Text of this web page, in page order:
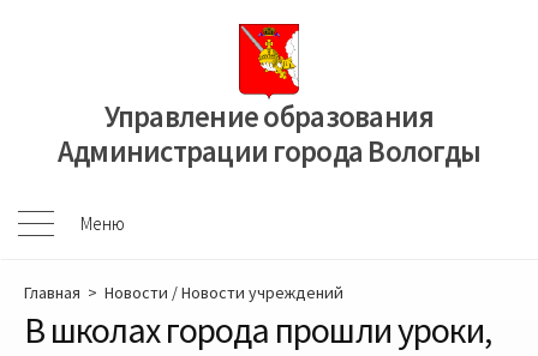
Управление образования
Администрации города Вологды
Меню
Меню
Главная > Новости /Новости учреждений
В школах города прошли уроки,